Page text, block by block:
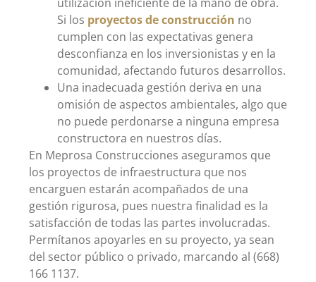
Si los proyectos de construcción no
cumplen con las expectativas genera
desconfianza en los inversionistas y en la
comunidad, afectando futuros desarrollos.
Una inadecuada gestión deriva en una
omisión de aspectos ambientales, algo que
no puede perdonarse a ninguna empresa
constructora en nuestros días.
En Meprosa Construcciones aseguramos que
los proyectos de infraestructura que nos
encarguen estarán acompañados de una
gestión rigurosa, pues nuestra finalidad es la
satisfacción de todas las partes involucradas.
Permítanos apoyarles en su proyecto, ya sean
del sector público o privado, marcando al (668)
166 1137.